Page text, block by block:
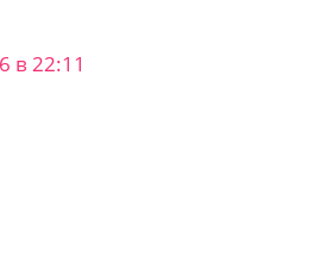
в 22:11